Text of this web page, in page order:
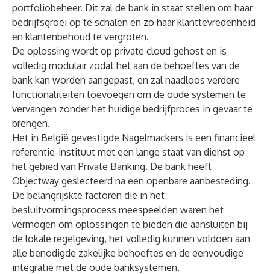
portfoliobeheer. Dit zal de bank in staat stellen om haar
bedrijfsgroei op te schalen en zo haar klanttevredenheid
en klantenbehoud te vergroten.
De oplossing wordt op private cloud gehost en is
volledig modulair zodat het aan de behoeftes van de
bank kan worden aangepast, en zal naadloos verdere
functionaliteiten toevoegen om de oude systemen te
vervangen zonder het huidige bedrijfproces in gevaar te
brengen.
Het in België gevestigde Nagelmackers is een financieel
referentie-instituut met een lange staat van dienst op
het gebied van Private Banking. De bank heeft
Objectway geslecteerd na een openbare aanbesteding.
De belangrijskte factoren die in het
besluitvormingsprocess meespeelden waren het
vermogen om oplossingen te bieden die aansluiten bij
de lokale regelgeving, het volledig kunnen voldoen aan
alle benodigde zakelijke behoeftes en de eenvoudige
integratie met de oude banksystemen.